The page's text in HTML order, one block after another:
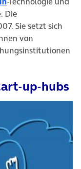
Die
Sie setzt sich
von
up-hubs